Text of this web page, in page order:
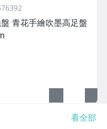
青花手繪吹墨高足盤
看全部